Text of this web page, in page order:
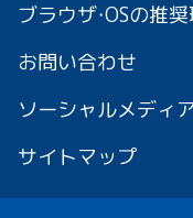
ブラウザ・OSの推
お問い合わせ
ソーシャルメディ
サイトマップ